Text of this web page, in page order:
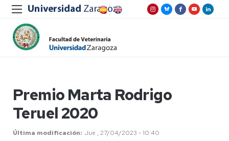
Premio Marta Rodrigo
Teruel 2020
Última modificación Jue , 27/04/2023 - 10:40